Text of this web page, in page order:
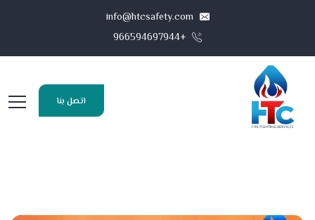
+966594697944
اتصل بنا